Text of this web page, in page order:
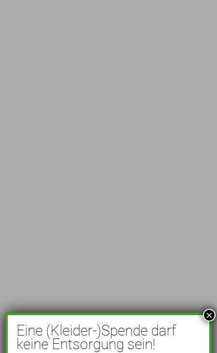
Eine (Kleider-)Spende darf
keine Entsorgung sein!
×